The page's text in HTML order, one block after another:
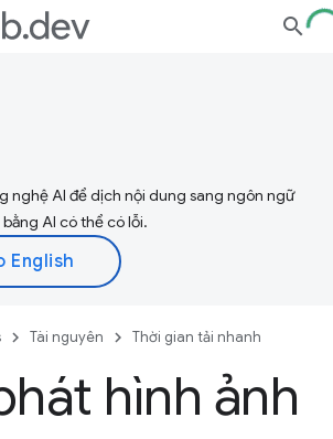
nghệ AI để dịch nội dung sang ngôn ngữ
AI có thể có lỗi.
Tài nguyên Thời gian tải nhanh
hình ảnh